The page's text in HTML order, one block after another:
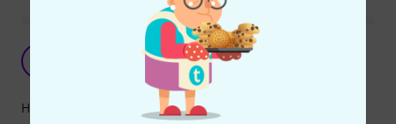
Stabil und leicht
nickthegreek 31.07.2021
Handling